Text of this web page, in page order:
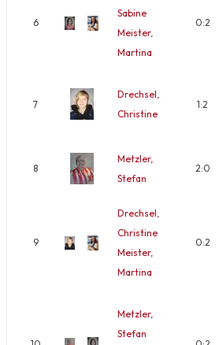
6
Sabine
Meister,
Martina
0:2
7
Drechsel,
Christine
1:2
8
Metzler,
Stefan
2:0
9
Drechsel,
Christine
Meister,
Martina
0:2
Metzler,
Stefan